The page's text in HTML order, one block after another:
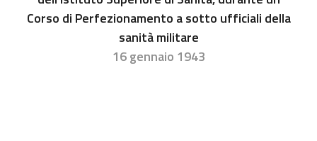
Corso di Perfezionamento a sotto ufficiali della
sanità militare
16 gennaio 1943